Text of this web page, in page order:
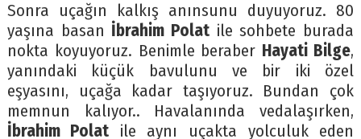
Sonra uçağın kalkış anınsunu duyuyoruz. 80
yaşına basan İbrahim Polat ile sohbete burada
nokta koyuyoruz. Benimle beraber Hayati Bilge,
yanındaki küçük bavulunu ve bir iki özel
eşyasını, uçağa kadar taşıyoruz. Bundan çok
memnun kalıyor.. Havalanında vedalaşırken,
İbrahim Polat ile aynı uçakta yolculuk eden